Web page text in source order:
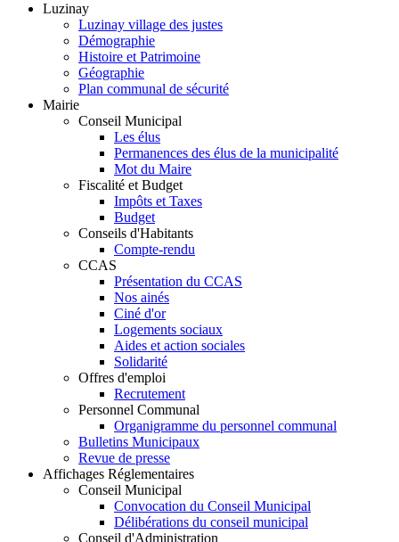
Luzinay
Luzinay village des justes
Démographie
Histoire et Patrimoine
Géographie
Plan communal de sécurité
Mairie
Conseil Municipal
Les élus
Permanences des élus de la municipalité
Mot du Maire
Fiscalité et Budget
Impôts et Taxes
Budget
Conseils d'Habitants
Compte-rendu
CCAS
Présentation du CCAS
Nos ainés
Ciné d'or
Logements sociaux
Aides et action sociales
Solidarité
Offres d'emploi
Recrutement
Personnel Communal
Organigramme du personnel communal
Bulletins Municipaux
Revue de presse
Affichages Réglementaires
Conseil Municipal
Convocation du Conseil Municipal
Délibérations du conseil municipal
Conseil d'Administration